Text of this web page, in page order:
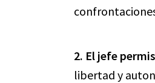
2. El jefe
libertad y